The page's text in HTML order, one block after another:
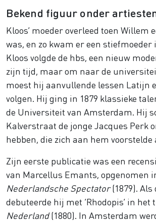
Bekend figuur onder
Kloos’ moeder overleed toen Willem
was, en zo kwam er een stiefmoeder
Kloos volgde de hbs, een nieuw
zijn tijd, maar om naar de
moest hij aanvullende lessen Latijn
volgen. Hij ging in 1879 klassieke
de Universiteit van Amsterdam. Hij
Kalverstraat de jonge Jacques Perk
hebben, die zich aan hem voorstelde
Zijn eerste publicatie was een
van Marcellus Emants, opgenomen
Nederlandsche Spectator(1879).
debuteerde hij met ‘Rhodopis’ in
Nederland(1880). In Amsterdam